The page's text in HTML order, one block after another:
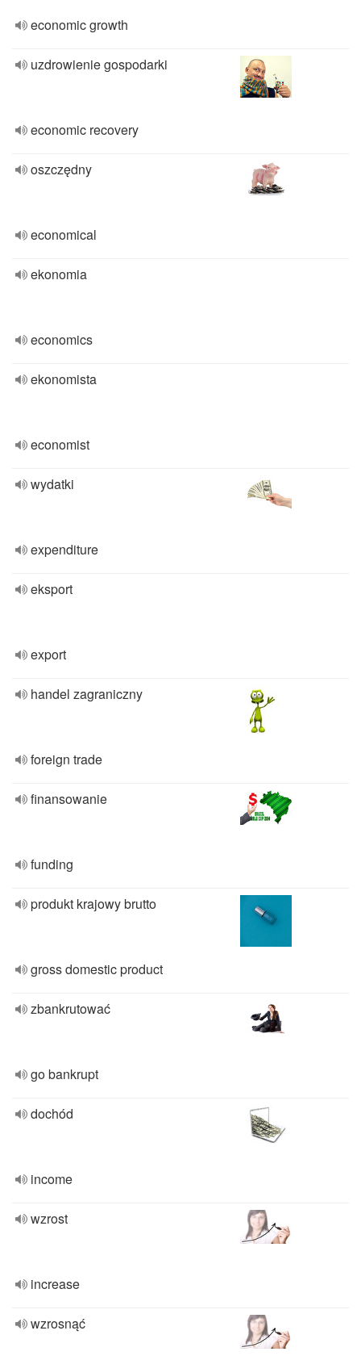
economic growth
uzdrowienie gospodarki
economic recovery
oszczędny
economical
ekonomia
economics
ekonomista
economist
wydatki
expenditure
eksport
export
handel zagraniczny
foreign trade
finansowanie
funding
produkt krajowy brutto
gross domestic product
zbankrutować
go bankrupt
dochód
income
wzrost
increase
wzrosnąć